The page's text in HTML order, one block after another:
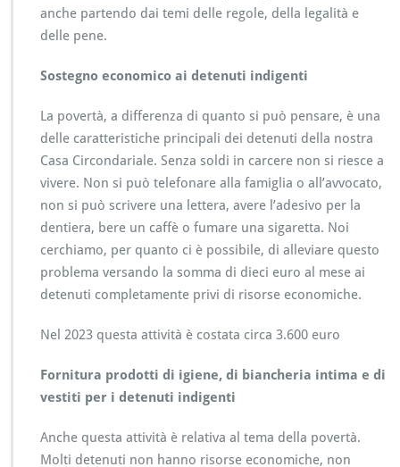
anche partendo dai temi delle regole, della legalità e
delle pene.
Sostegno economico ai detenuti indigenti
La povertà, a differenza di quanto si può pensare, è una
delle caratteristiche principali dei detenuti della nostra
Casa Circondariale. Senza soldi in carcere non si riesce a
vivere. Non si può telefonare alla famiglia o all’avvocato,
non si può scrivere una lettera, avere l’adesivo per la
dentiera, bere un caffè o fumare una sigaretta. Noi
cerchiamo, per quanto ci è possibile, di alleviare questo
problema versando la somma di dieci euro al mese ai
detenuti completamente privi di risorse economiche.
Nel 2023 questa attività è costata circa 3.600 euro
Fornitura prodotti di igiene, di biancheria intima e di
vestiti per i detenuti indigenti
Anche questa attività è relativa al tema della povertà.
Molti detenuti non hanno risorse economiche, non